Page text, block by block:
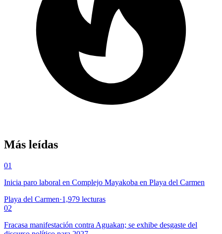
Más leídas
01
Inicia paro laboral en Complejo Mayakoba en Playa del Carmen
Playa del Carmen·1,979 lecturas
02
Fracasa manifestación contra Aguakan; se exhibe desgaste del